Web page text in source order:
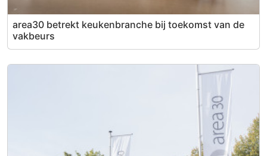
area30 betrekt keukenbranche bij toekomst van de
vakbeurs